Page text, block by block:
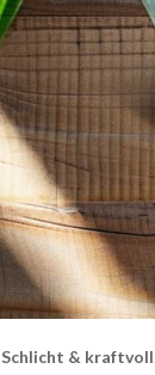
Schlicht & kraftvoll